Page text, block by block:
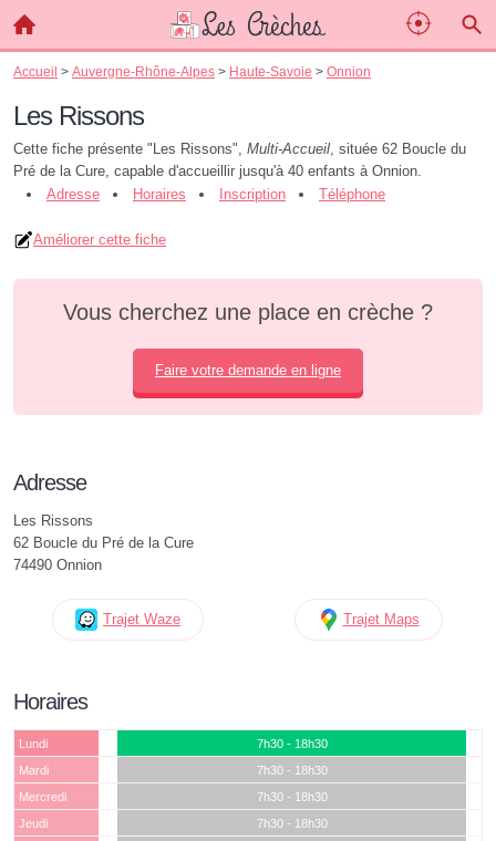
Accueil > Auvergne-Rhône-Alpes > Haute-Savoie > Onnion
Les Rissons
Cette fiche présente "Les Rissons", Multi-Accueil, située 62 Boucle du
Pré de la Cure, capable d'accueillir jusqu'à 40 enfants à Onnion.
Adresse
Horaires Inscription Téléphone
Améliorer cette fiche
Vous cherchez une place en crèche ?
Faire votre demande en ligne
Adresse
Les Rissons
62 Boucle du Pré de la Cure
74490 Onnion
Trajet Waze Trajet Maps
Horaires
Lundi
7h30 - 18h30
Mardi
7h30 - 18h30
Mercredi
7h30 - 18h30
Jeudi
7h30 - 18h30